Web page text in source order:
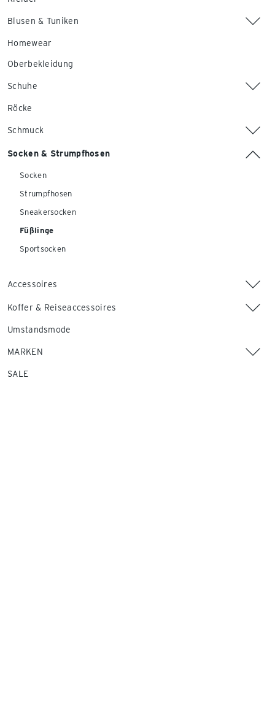
Blusen & Tuniken
Homewear
Oberbekleidung
Schuhe
Röcke
Schmuck
Socken & Strumpfhosen
Socken
Strumpfhosen
Sneakersocken
Füßlinge
Sportsocken
Accessoires
Koffer & Reiseaccessoires
Umstandsmode
MARKEN
SALE